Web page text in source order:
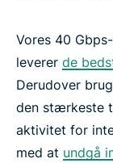
Vores 40
leverer de
Derudover
den stærkeste
aktivitet for
med at undgå